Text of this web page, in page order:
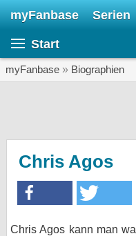
myFanbase Serien
Start
myFanbase » Biographien
Chris Agos
Chris Agos kann man